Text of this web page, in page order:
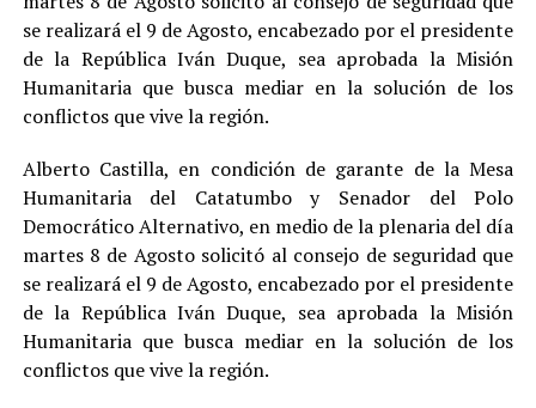
se realizará el 9 de Agosto, encabezado por el presidente
de la República Iván Duque, sea aprobada la Misión
Humanitaria que busca mediar en la solución de los
conflictos que vive la región.
Alberto Castilla, en condición de garante de la Mesa
Humanitaria del Catatumbo y Senador del Polo
Democrático Alternativo, en medio de la plenaria del día
martes 8 de Agosto solicitó al consejo de seguridad que
se realizará el 9 de Agosto, encabezado por el presidente
de la República Iván Duque, sea aprobada la Misión
Humanitaria que busca mediar en la solución de los
conflictos que vive la región.